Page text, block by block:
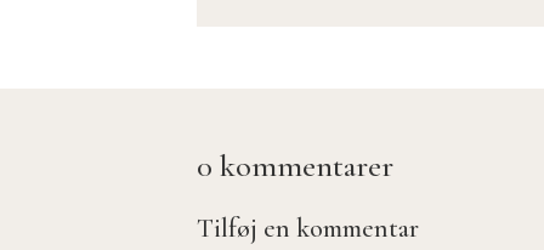
0 kommentarer
Tilføj en kommentar